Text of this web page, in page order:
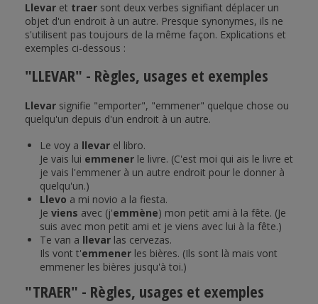
Llevaret traersont deux verbes signifiant déplacer un
objet d'un endroit à un autre. Presque synonymes, ils ne
s'utilisent pas toujours de la même façon. Explications et
exemples ci-dessous :
"LLEVAR" - Règles, usages et exemples
Llevarsignifie "emporter", "emmener" quelque chose ou
quelqu'un depuis d'un endroit à un autre.
Le voy a llevarel libro.
Je vais lui emmenerle livre. (C'est moi qui ais le livre et
je vais l'emmener à un autre endroit pour le donner à
quelqu'un.)
Llevo a mi novio a la fiesta.
Je viens avec (j'emmène) mon petit ami à la fête. (Je
suis avec mon petit ami et je viens avec lui à la fête.)
Te van a llevarlas cervezas.
Ils vont t'emmenerles bières. (Ils sont là mais vont
emmener les bières jusqu'à toi.)
"TRAER" - Règles, usages et exemples